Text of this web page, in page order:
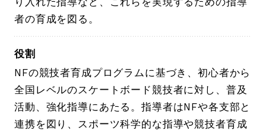
者の育成を図る。
役割
NFの競技者育成プログラムに基づき、初心者から
全国レベルのスケートボード競技者に対し、普及
活動、強化指導にあたる。指導者はNFや各支部と
連携を図り、スポーツ科学的な指導や競技者育成